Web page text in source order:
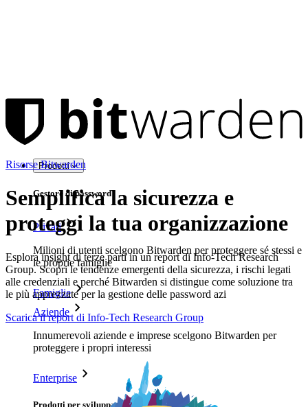
Prodotti
Gestore di password
Privati
Milioni di utenti scelgono Bitwarden per proteggere sé stessi e
le proprie famiglie
Famiglie
Aziende
Innumerevoli aziende e imprese scelgono Bitwarden per
proteggere i propri interessi
Enterprise
Prodotti per sviluppatori
Risorse Bitwarden
Semplifica la sicurezza e
proteggi la tua organizzazione
Esplora insight di terze parti in un report di Info-Tech Research
Group. Scopri le tendenze emergenti della sicurezza, i rischi legati
alle credenziali e perché Bitwarden si distingue come soluzione tra
le più apprezzate per la gestione delle password azi
Scarica il report di Info-Tech Research Group